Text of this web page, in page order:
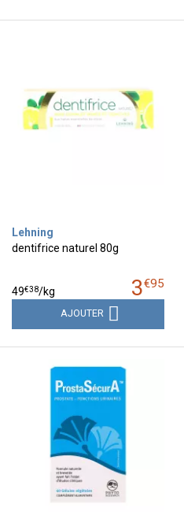
Lehning
dentifrice naturel 80g
3€95
49€38/kg
AJOUTER